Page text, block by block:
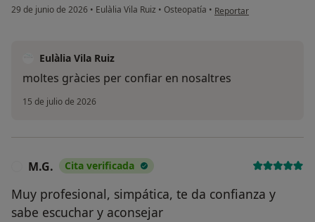
29 de junio de 2026 • Eulàlia Vila Ruiz • Osteopatía • en opinión del usuario
Reportar
Eulàlia Vila Ruiz
moltes gràcies per confiar en nosaltres
15 de julio de 2026
M.G. Cita verificada
Muy profesional, simpática, te da confianza y
sabe escuchar y aconsejar